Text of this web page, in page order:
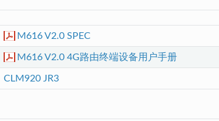
M616 V2.0 SPEC
M616 V2.0 4G路由终端设备用户手册
CLM920 JR3